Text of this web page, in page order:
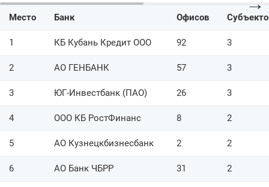
Место Банк Офисов
1 КБ Кубань Кредит ООО 92 3
2 АО ГЕНБАНК 57 3
3 ЮГ-Инвестбанк (ПАО) 26 3
4 ООО КБ РостФинанс 8 2
5 АО Кузнецкбизнесбанк 2 2
6 АО Банк ЧБРР 31 2